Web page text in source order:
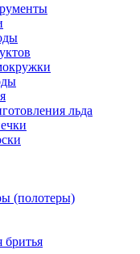
льда
(полотеры)
бритья